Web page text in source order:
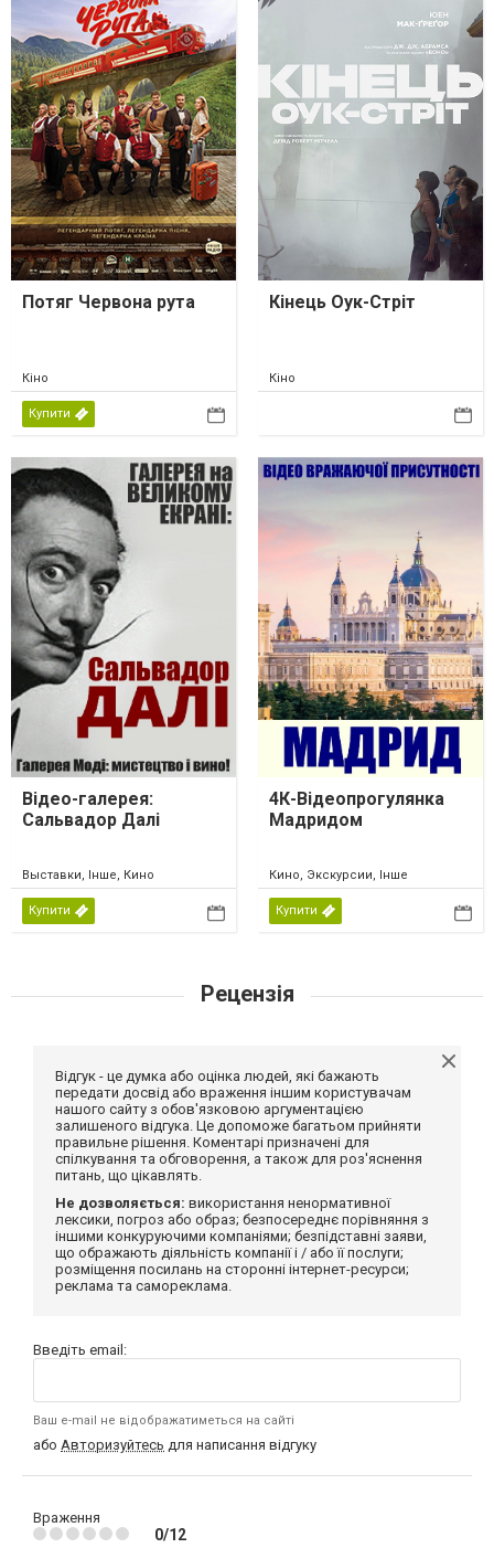
Потяг Червона рута
Кіно
Купити
Кінець Оук-Стріт
Кіно
Відео-галерея:
Сальвадор Далі
Выставки, Інше, Кино
Купити
4К-Відеопрогулянка
Мадридом
Кино, Экскурсии, Інше
Купити
Рецензія
Відгук - це думка або оцінка людей, які бажають
передати досвід або враження іншим користувачам
нашого сайту з обов'язковою аргументацією
залишеного відгука. Це допоможе багатьом прийняти
правильне рішення. Коментарі призначені для
спілкування та обговорення, а також для роз'яснення
питань, що цікавлять.
Не дозволяється: використання ненормативної
лексики, погроз або образ; безпосереднє порівняння з
іншими конкуруючими компаніями; безпідставні заяви,
що ображають діяльність компанії і / або її послуги;
розміщення посилань на сторонні інтернет-ресурси;
реклама та самореклама.
Введіть email:
Ваш e-mail не відображатиметься на сайті
або Авторизуйтесь для написання відгуку
Враження
0/12